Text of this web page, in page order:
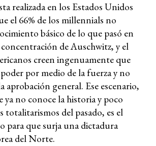
realizada en los Estados Unidos
el 66% de los millennials no
básico de lo que pasó en
concentración de Auschwitz, y el
creen ingenuamente que
por medio de la fuerza y no
aprobación general. Ese escenario,
ya no conoce la historia y poco
totalitarismos del pasado, es el
para que surja una dictadura
del Norte.